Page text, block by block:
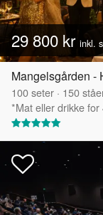
29 800 kr inkl.
Mangelsgården -
100seter · 150
*Mat eller drikke